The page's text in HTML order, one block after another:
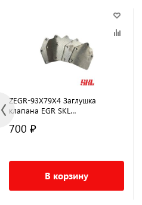
ZEGR-93X79X4 Заглушка
клапана EGR SKL
отверстия Ø 7мм
700 ₽
В корзину